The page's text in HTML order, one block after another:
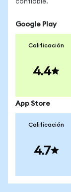
confiable.
Google Play
Calificación
4.4
App Store
Calificación
4.7